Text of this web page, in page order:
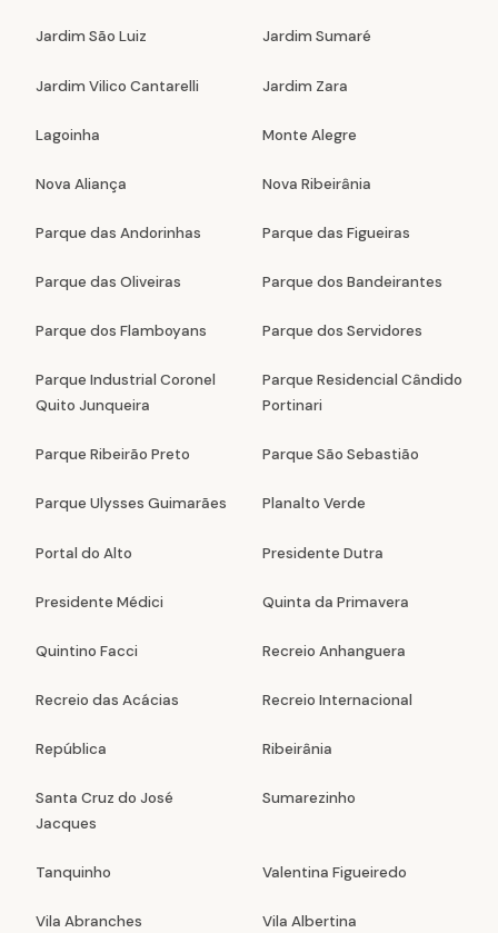
Jardim São Luiz Jardim Sumaré
Jardim Vilico Cantarelli Jardim Zara
Lagoinha Monte Alegre
Nova Aliança Nova Ribeirânia
Parque das Andorinhas Parque das Figueiras
Parque das Oliveiras Parque dos Bandeirantes
Parque dos Flamboyans Parque dos Servidores
Parque Industrial Coronel
Quito Junqueira
Parque Residencial Cândido
Portinari
Parque Ribeirão Preto Parque São Sebastião
Parque Ulysses Guimarães Planalto Verde
Portal do Alto Presidente Dutra
Presidente Médici Quinta da Primavera
Quintino Facci Recreio Anhanguera
Recreio das Acácias Recreio Internacional
República Ribeirânia
Santa Cruz do José
Jacques
Sumarezinho
Tanquinho Valentina Figueiredo
Vila Abranches Vila Albertina